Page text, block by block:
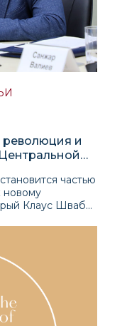
и
частью
новому
Клаус Шваб
идет в
собо